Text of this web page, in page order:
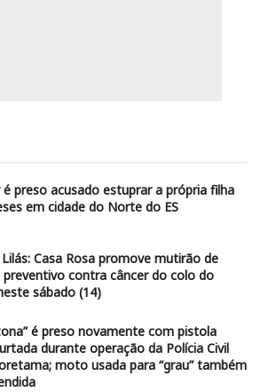
preso acusado estuprar a própria filha
em cidade do Norte do ES
Casa Rosa promove mutirão de
preventivo contra câncer do colo do
sábado (14)
é preso novamente com pistola
durante operação da Polícia Civil
moto usada para “grau” também